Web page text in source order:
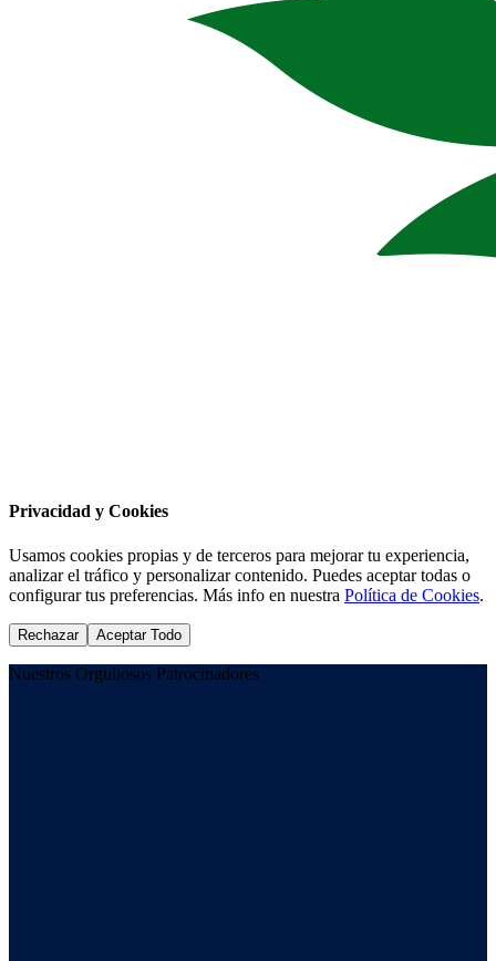
Privacidad y Cookies
Usamos cookies propias y de terceros para mejorar tu experiencia,
analizar el tráfico y personalizar contenido. Puedes aceptar todas o
configurar tus preferencias. Más info en nuestra Política de Cookies.
Rechazar Aceptar Todo
Nuestros Orgullosos Patrocinadores